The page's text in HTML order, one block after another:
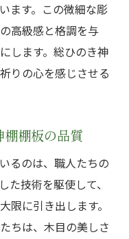
価値
棚棚板の完成品
き棚板
のき棚板
棚板
ます。この微細な彫
高級感と格調を与
します。総ひのき神
りの心を感じさせる
棚板の品質
るのは、職人たちの
た技術を駆使して、
限に引き出します。
ちは、木目の美しさ